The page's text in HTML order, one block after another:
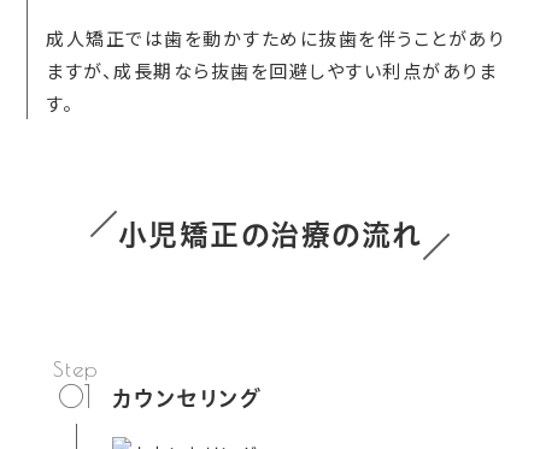
成人矯正では歯を動かすために抜歯を伴うことがあり
ますが、成長期なら抜歯を回避しやすい利点がありま
す。
小児矯正の治療の流れ
01 カウンセリング